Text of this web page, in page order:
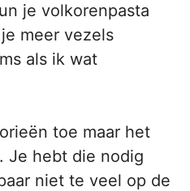
je volkorenpasta
meer vezels
als ik wat
toe maar het
. Je hebt die nodig
niet te veel op de